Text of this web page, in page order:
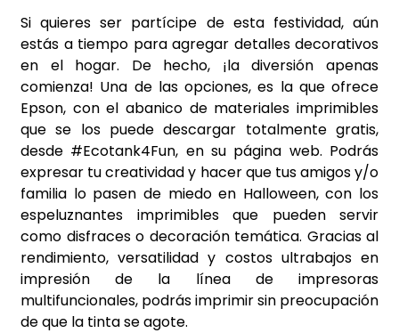
Si quieres ser partícipe de esta festividad, aún
estás a tiempo para agregar detalles decorativos
en el hogar. De hecho, ¡la diversión apenas
comienza! Una de las opciones, es la que ofrece
Epson, con el abanico de materiales imprimibles
que se los puede descargar totalmente gratis,
desde #Ecotank4Fun, en su página web. Podrás
expresar tu creatividad y hacer que tus amigos y/o
familia lo pasen de miedo en Halloween, con los
espeluznantes imprimibles que pueden servir
como disfraces o decoración temática. Gracias al
rendimiento, versatilidad y costos ultrabajos en
impresión de la línea de impresoras
multifuncionales, podrás imprimir sin preocupación
de que la tinta se agote.